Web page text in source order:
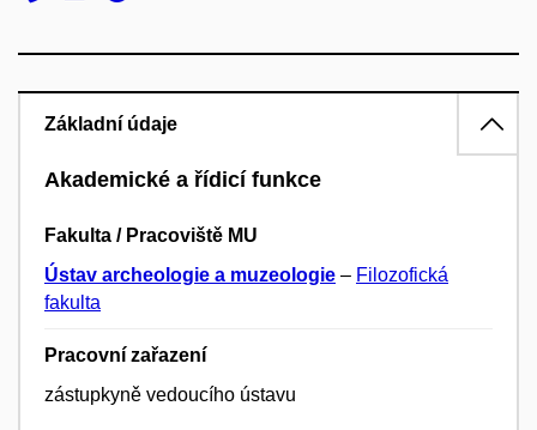
Základní údaje
Akademické a řídicí funkce
Fakulta / Pracoviště MU
Ústav archeologie a muzeologie – Filozofická
fakulta
Pracovní zařazení
zástupkyně vedoucího ústavu